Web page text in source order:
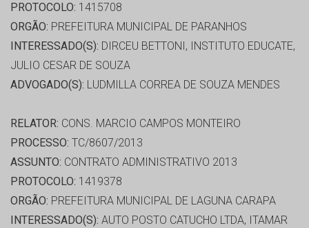
PROTOCOLO: 1415708
ORGÃO: PREFEITURA MUNICIPAL DE PARANHOS
INTERESSADO(S): DIRCEU BETTONI, INSTITUTO EDUCATE,
JULIO CESAR DE SOUZA
ADVOGADO(S): LUDMILLA CORREA DE SOUZA MENDES
RELATOR: CONS. MARCIO CAMPOS MONTEIRO
PROCESSO: TC/8607/2013
ASSUNTO: CONTRATO ADMINISTRATIVO 2013
PROTOCOLO: 1419378
ORGÃO: PREFEITURA MUNICIPAL DE LAGUNA CARAPA
INTERESSADO(S): AUTO POSTO CATUCHO LTDA, ITAMAR